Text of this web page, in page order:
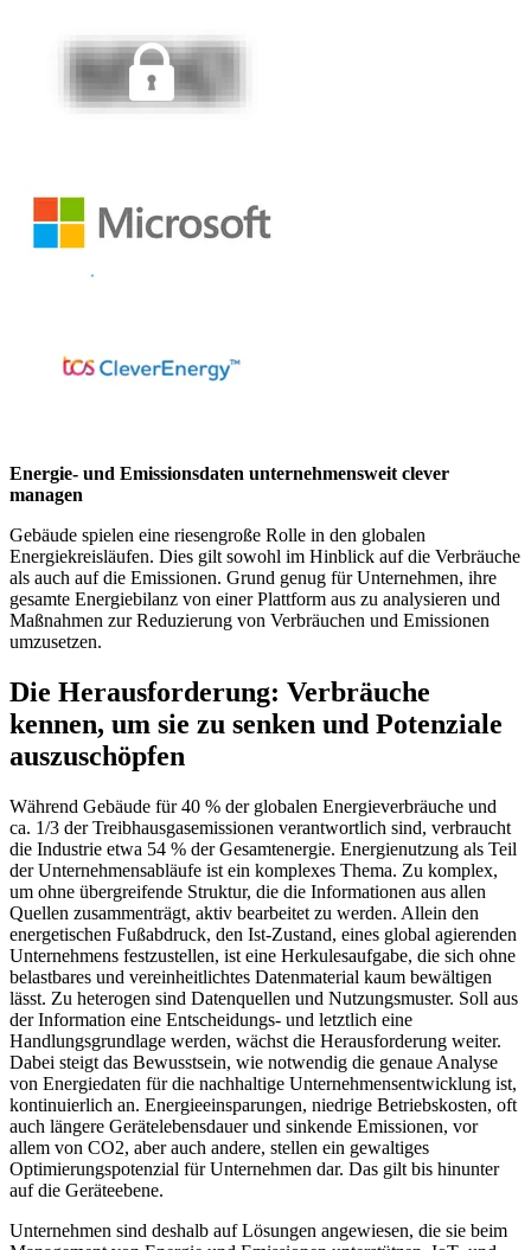
Energie- und Emissionsdaten unternehmensweit clever
managen
Gebäude spielen eine riesengroße Rolle in den globalen
Energiekreisläufen. Dies gilt sowohl im Hinblick auf die Verbräuche
als auch auf die Emissionen. Grund genug für Unternehmen, ihre
gesamte Energiebilanz von einer Plattform aus zu analysieren und
Maßnahmen zur Reduzierung von Verbräuchen und Emissionen
umzusetzen.
Die Herausforderung: Verbräuche
kennen, um sie zu senken und Potenziale
auszuschöpfen
Während Gebäude für 40 % der globalen Energieverbräuche und
ca. 1/3 der Treibhausgasemissionen verantwortlich sind, verbraucht
die Industrie etwa 54 % der Gesamtenergie. Energienutzung als Teil
der Unternehmensabläufe ist ein komplexes Thema. Zu komplex,
um ohne übergreifende Struktur, die die Informationen aus allen
Quellen zusammenträgt, aktiv bearbeitet zu werden. Allein den
energetischen Fußabdruck, den Ist-Zustand, eines global agierenden
Unternehmens festzustellen, ist eine Herkulesaufgabe, die sich ohne
belastbares und vereinheitlichtes Datenmaterial kaum bewältigen
lässt. Zu heterogen sind Datenquellen und Nutzungsmuster. Soll aus
der Information eine Entscheidungs- und letztlich eine
Handlungsgrundlage werden, wächst die Herausforderung weiter.
Dabei steigt das Bewusstsein, wie notwendig die genaue Analyse
von Energiedaten für die nachhaltige Unternehmensentwicklung ist,
kontinuierlich an. Energieeinsparungen, niedrige Betriebskosten, oft
auch längere Gerätelebensdauer und sinkende Emissionen, vor
allem von CO2, aber auch andere, stellen ein gewaltiges
Optimierungspotenzial für Unternehmen dar. Das gilt bis hinunter
auf die Geräteebene.
Unternehmen sind deshalb auf Lösungen angewiesen, die sie beim